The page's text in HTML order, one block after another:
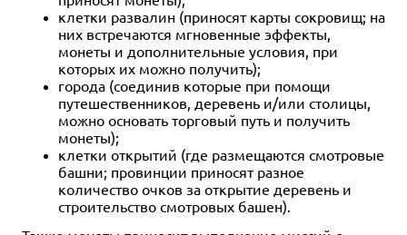
клетки развалин (приносят карты сокровищ; на
них встречаются мгновенные эффекты,
монеты и дополнительные условия, при
которых их можно получить);
города (соединив которые при помощи
путешественников, деревень и/или столицы,
можно основать торговый путь и получить
монеты);
клетки открытий (где размещаются смотровые
башни; провинции приносят разное
количество очков за открытие деревень и
строительство смотровых башен).